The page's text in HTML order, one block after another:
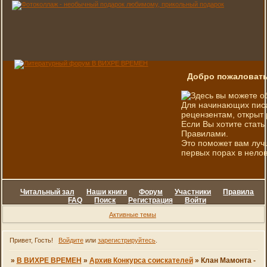
Добро
Здесь вы можете
Для начинающих
рецензентам, открыт
Если Вы хотите
Правилами.
Это поможет вам
первых порах в
Читальный зал Наши книги Форум Участники
Правила
FAQ
Поиск Регистрация Войти
Активные темы
Привет, Гость! Войдитеили зарегистрируйтесь.
» В ВИХРЕ ВРЕМЕН » Архив Конкурса соискателей » Клан Мамонта -